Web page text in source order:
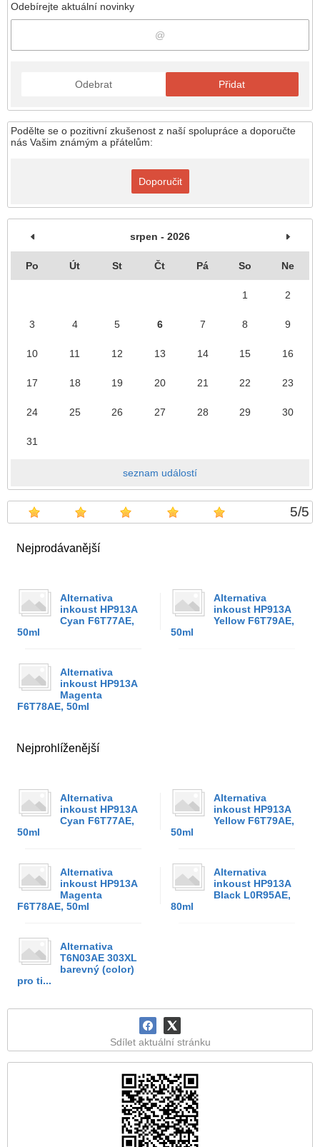
Odebírejte aktuální novinky
Odebrat Přidat
Podělte se o pozitivní zkušenost z naší spolupráce a doporučte
nás Vašim známým a přátelům:
Doporučit
srpen - 2026
Po Út St Čt Pá So Ne
1 2
3 4 5 6 7 8 9
10 11 12 13 14 15 16
17 18 19 20 21 22 23
24 25 26 27 28 29 30
31
seznam událostí
5/5
Nejprodávanější
Alternativa
inkoust HP913A
Cyan F6T77AE,
50ml
Alternativa
inkoust HP913A
Yellow F6T79AE,
50ml
Alternativa
inkoust HP913A
Magenta
F6T78AE, 50ml
Nejprohlíženější
Alternativa
inkoust HP913A
Cyan F6T77AE,
50ml
Alternativa
inkoust HP913A
Yellow F6T79AE,
50ml
Alternativa
inkoust HP913A
Magenta
F6T78AE, 50ml
Alternativa
inkoust HP913A
Black L0R95AE,
80ml
Alternativa
T6N03AE 303XL
barevný (color)
pro ti...
Sdílet aktuální stránku